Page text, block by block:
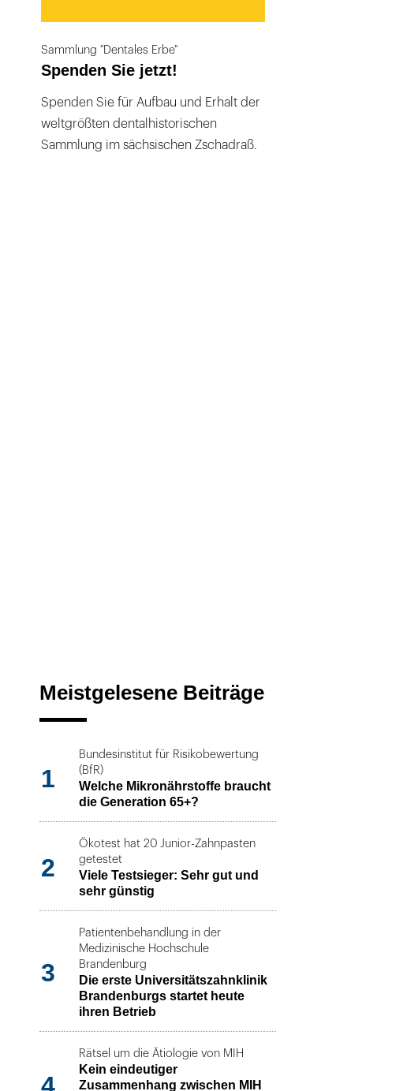
Sammlung "Dentales Erbe"
Spenden Sie jetzt!
Spenden Sie für Aufbau und Erhalt der
weltgrößten dentalhistorischen
Sammlung im sächsischen Zschadraß.
Meistgelesene Beiträge
1
Bundesinstitut für Risikobewertung
(BfR)
Welche Mikronährstoffe braucht
die Generation 65+?
2
Ökotest hat 20 Junior-Zahnpasten
getestet
Viele Testsieger: Sehr gut und
sehr günstig
3
Patientenbehandlung in der
Medizinische Hochschule
Brandenburg
Die erste Universitätszahnklinik
Brandenburgs startet heute
ihren Betrieb
4
Rätsel um die Ätiologie von MIH
Kein eindeutiger
Zusammenhang zwischen MIH